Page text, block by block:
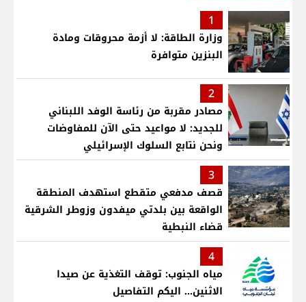
1
وزارة الطاقة: لا أزمة محروقات ومادة
البنزين متوافرة
2
مصادر مقربة من رئاسة الوفد اللبناني
للجديد: لا مواعيد حتى الآن للمفاوضات
ونحن نتابع السلوك الإسرائيلي
3
قصف مدفعي متقطع استهدف المنطقة
الواقعة بين بلدتي ميفدون وزوطر الشرقية
قضاء النبطية
4
مياه الجنوب: توقف التغذية عن صيدا
الاثنين... اليكم التفاصيل